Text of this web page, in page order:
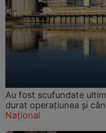
Au fost scufundate
durat operațiunea și
Național